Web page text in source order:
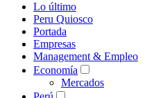
Lo último
Peru Quiosco
Portada
Empresas
Management & Empleo
Economía
Mercados